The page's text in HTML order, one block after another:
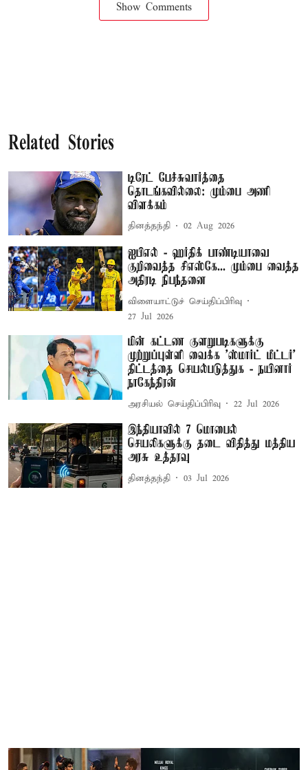
Show Comments
Related Stories
டிரேட் பேச்சுவார்த்தை
தொடங்கவில்லை: மும்பை அணி
விளக்கம்
தினத்தந்தி 02 Aug 2026
ஐபிஎல் - ஹர்திக் பாண்டியாவை
குறிவைத்த சிஎஸ்கே... மும்பை வைத்த
அதிரடி நிபந்தனை
விளையாட்டுச் செய்திப்பிரிவு
27 Jul 2026
மின் கட்டண குளறுபடிகளுக்கு
முற்றுப்புள்ளி வைக்க 'ஸ்மார்ட் மீட்டர்'
திட்டத்தை செயல்படுத்துக - நயினார்
நாகேந்திரன்
அரசியல் செய்திப்பிரிவு 22 Jul 2026
இந்தியாவில் 7 மொபைல்
செயலிகளுக்கு தடை விதித்து மத்திய
அரசு உத்தரவு
தினத்தந்தி 03 Jul 2026